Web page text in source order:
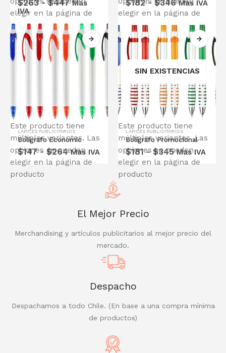
elegir en la página de
producto
$263-$447 Mas
IVA
elegir en la página de
producto
$182- $346 Mas IVA
Este producto tiene
múltiples variantes. Las
opciones se pueden
elegir en la página de
producto
LÁPICES PUBLICITARIOS
Bolígrafo Economic
$147- $264 Mas IVA
SIN EXISTENCIAS
Este producto tiene
múltiples variantes. Las
opciones se pueden
elegir en la página de
producto
LÁPICES PUBLICITARIOS
Bolígrafo Promocional
$181-$345 Mas IVA
COTIZA CON NOSOTROS
TE ENTREGAMOS UNA
COTIZACIÓN EN
24 hrs
El Mejor Precio
Merchandising y artículos publicitarios al mejor precio del
mercado.
Despacho
Despachamos a todo Chile. (En base a una compra mínima
de productos)